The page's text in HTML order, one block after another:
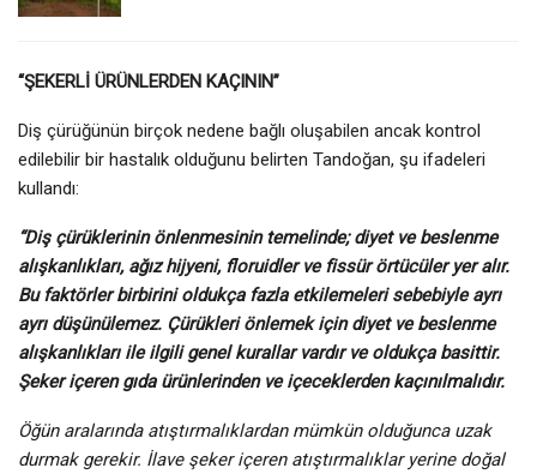
“ŞEKERLİ ÜRÜNLERDEN KAÇININ”
Diş çürüğünün birçok nedene bağlı oluşabilen ancak kontrol
edilebilir bir hastalık olduğunu belirten Tandoğan, şu ifadeleri
kullandı:
“Diş çürüklerinin önlenmesinin temelinde; diyet ve beslenme
alışkanlıkları, ağız hijyeni, floruidler ve fissür örtücüler yer alır.
Bu faktörler birbirini oldukça fazla etkilemeleri sebebiyle ayrı
ayrı düşünülemez. Çürükleri önlemek için diyet ve beslenme
alışkanlıkları ile ilgili genel kurallar vardır ve oldukça basittir.
Şeker içeren gıda ürünlerinden ve içeceklerden kaçınılmalıdır.
Öğün aralarında atıştırmalıklardan mümkün olduğunca uzak
durmak gerekir. İlave şeker içeren atıştırmalıklar yerine doğal